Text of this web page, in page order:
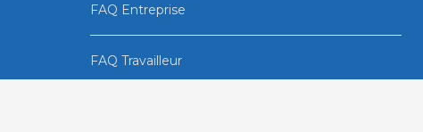
FAQ Entreprise
FAQ Travailleur